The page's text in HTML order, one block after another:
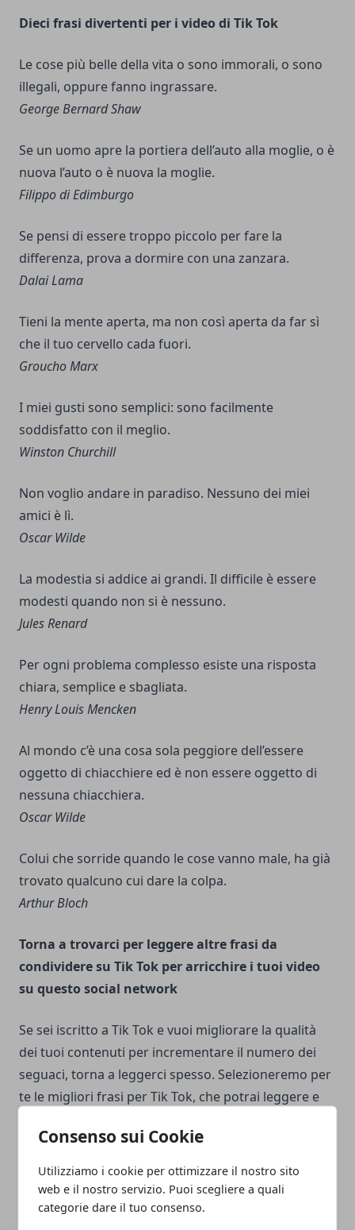
Consenso sui Cookie
Utilizziamo i cookie per ottimizzare il nostro sito
web e il nostro servizio. Puoi scegliere a quali
categorie dare il tuo consenso.
Dieci frasi divertenti per i video di Tik Tok
Le cose più belle della vita o sono immorali, o sono
illegali, oppure fanno ingrassare.
George Bernard Shaw
Se un uomo apre la portiera dell’auto alla moglie, o è
nuova l’auto o è nuova la moglie.
Filippo di Edimburgo
Se pensi di essere troppo piccolo per fare la
differenza, prova a dormire con una zanzara.
Dalai Lama
Tieni la mente aperta, ma non così aperta da far sì
che il tuo cervello cada fuori.
Groucho Marx
I miei gusti sono semplici: sono facilmente
soddisfatto con il meglio.
Winston Churchill
Non voglio andare in paradiso. Nessuno dei miei
amici è lì.
Oscar Wilde
La modestia si addice ai grandi. Il difficile è essere
modesti quando non si è nessuno.
Jules Renard
Per ogni problema complesso esiste una risposta
chiara, semplice e sbagliata.
Henry Louis Mencken
Al mondo c’è una cosa sola peggiore dell’essere
oggetto di chiacchiere ed è non essere oggetto di
nessuna chiacchiera.
Oscar Wilde
Colui che sorride quando le cose vanno male, ha già
trovato qualcuno cui dare la colpa.
Arthur Bloch
Torna a trovarci per leggere altre frasi da
condividere su Tik Tok per arricchire i tuoi video
su questo social network
Se sei iscritto a Tik Tok e vuoi migliorare la qualità
dei tuoi contenuti per incrementare il numero dei
seguaci, torna a leggerci spesso. Selezioneremo per
te le migliori frasi per Tik Tok, che potrai leggere e
Tik Tok frasi divertenti